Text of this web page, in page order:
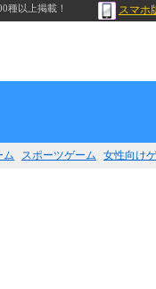
種以上掲載！ スマホ
ム スポーツゲーム 女性向け